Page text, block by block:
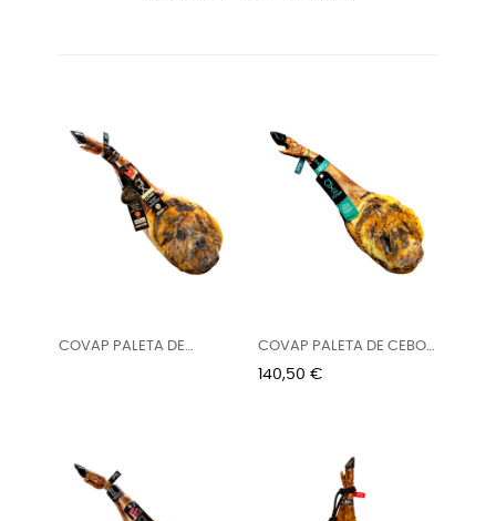
COVAP PALETA DE
COVAP PALETA DE CEBO
DE...
Precio
140,50 €